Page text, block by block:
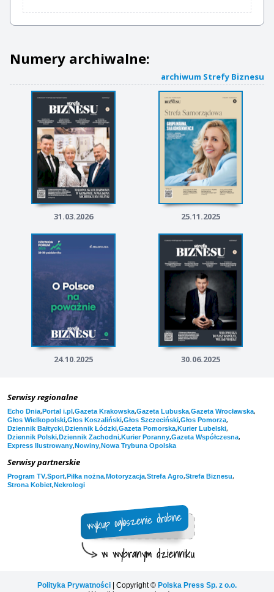
Numery archiwalne:
archiwum Strefy Biznesu
31.03.2026 25.11.2025
24.10.2025 30.06.2025
Serwisy regionalne
Echo Dnia,Portal i.pl,Gazeta Krakowska,Gazeta Lubuska,Gazeta Wrocławska,
Głos Wielkopolski,Głos Koszaliński,Głos Szczeciński,Głos Pomorza,
Dziennik Bałtycki,Dziennik Łódzki,Gazeta Pomorska,Kurier Lubelski,
Dziennik Polski,Dziennik Zachodni,Kurier Poranny,Gazeta Współczesna,
Express Ilustrowany,Nowiny,Nowa Trybuna Opolska
Serwisy partnerskie
Program TV,Sport,Piłka nożna,Motoryzacja,Strefa Agro,Strefa Biznesu,
Strona Kobiet,Nekrologi
Polityka Prywatności | Copyright © Polska Press Sp. z o.o.